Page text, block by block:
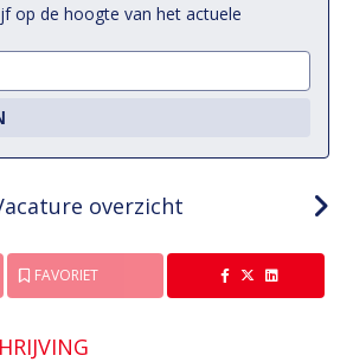
op de hoogte van het actuele
overzicht
FAVORIET